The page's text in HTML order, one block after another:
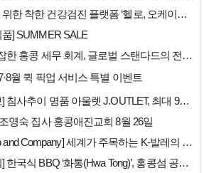
재외동포 위한 착한 건강검진 플랫폼 ‘헬로, 오케이검진’ 서비스 개시
] SUMMER SALE
WALL 복잡한 홍콩 세무 회계, 글로벌 스탠다드의 전문가들이 답을 드립…
월 퀵 픽업 서비스 특별 이벤트
[세일정보] 침사추이 명품 아울렛 J.OUTLET, 최대 90% 빅 세일…
영숙 집사 홍콩애진교회 8월 26일
[JB Studio and Company] 세계가 주목하는 K-발레의 비…
[한인소식] 한국식 BBQ ‘화통(Hwa Tong)’, 홍콩섬 공략 본격…